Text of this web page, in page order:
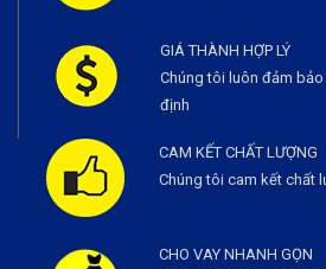
GIÁ THÀNH HỢP LÝ
Chúng tôi luôn đảm
định
CAM KẾT CHẤT LƯỢNG
Chúng tôi cam kết chất
CHO VAY NHANH GỌN